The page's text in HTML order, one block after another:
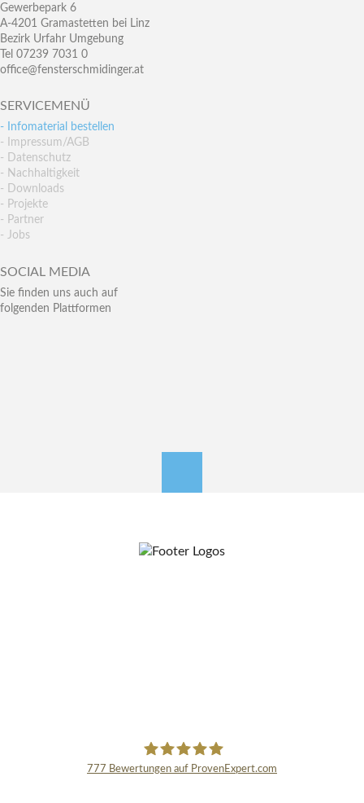
Gewerbepark 6
A-4201 Gramastetten bei Linz
Bezirk Urfahr Umgebung
Tel 07239 7031 0
office@fensterschmidinger.at
SERVICEMENÜ
- Infomaterial bestellen
- Impressum/AGB
- Datenschutz
- Nachhaltigkeit
- Downloads
- Projekte
- Partner
- Jobs
SOCIAL MEDIA
Sie finden uns auch auf
folgenden Plattformen
777 Bewertungen auf ProvenExpert.com